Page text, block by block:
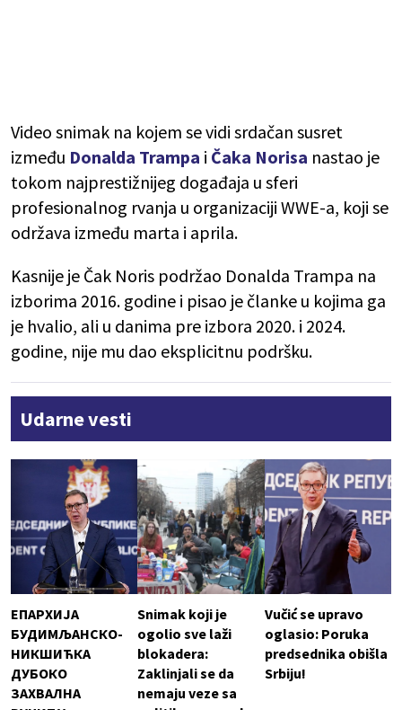
Video snimak na kojem se vidi srdačan susret
između Donalda Trampa i Čaka Norisa nastao je
tokom najprestižnijeg događaja u sferi
profesionalnog rvanja u organizaciji WWE-a, koji se
održava između marta i aprila.
Kasnije je Čak Noris podržao Donalda Trampa na
izborima 2016. godine i pisao je članke u kojima ga
je hvalio, ali u danima pre izbora 2020. i 2024.
godine, nije mu dao eksplicitnu podršku.
Udarne vesti
ЕПАРХИЈА
БУДИМЉАНСКО-
НИКШИЋКА
ДУБОКО
ЗАХВАЛНА
Snimak koji je
ogolio sve laži
blokadera:
Zaklinjali se da
nemaju veze sa
Vučić se upravo
oglasio: Poruka
predsednika obišla
Srbiju!